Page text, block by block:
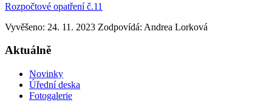
Rozpočtové opatření č.11
Vyvěšeno: 24. 11. 2023 Zodpovídá: Andrea Lorková
Aktuálně
Novinky
Úřední deska
Fotogalerie